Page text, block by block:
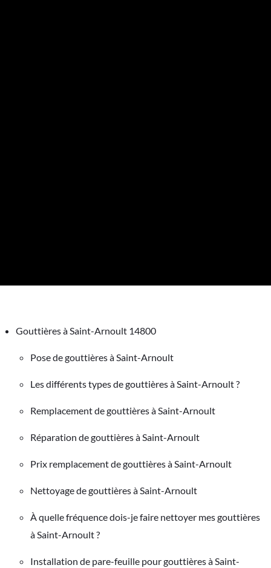
Gouttières à Saint-Arnoult 14800
Pose de gouttières à Saint-Arnoult
Les différents types de gouttières à Saint-Arnoult ?
Remplacement de gouttières à Saint-Arnoult
Réparation de gouttières à Saint-Arnoult
Prix remplacement de gouttières à Saint-Arnoult
Nettoyage de gouttières à Saint-Arnoult
À quelle fréquence dois-je faire nettoyer mes gouttières
à Saint-Arnoult ?
Installation de pare-feuille pour gouttières à Saint-